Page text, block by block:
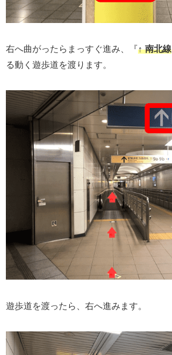
右へ曲がったらまっすぐ進み、『↑ 南北線
る動く遊歩道を渡ります。
遊歩道を渡ったら、右へ進みます。